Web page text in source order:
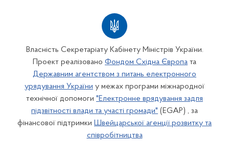
Власність Секретаріату Кабінету Міністрів України.
Проект реалізовано Фондом Східна Європа та
Державним агентством з питань електронного
урядування України у межах програми міжнародної
технічної допомоги "Електронне врядування задля
підзвітності влади та участі громади" (EGAP) , за
фінансової підтримки Швейцарської агенції розвитку та
співробітництва